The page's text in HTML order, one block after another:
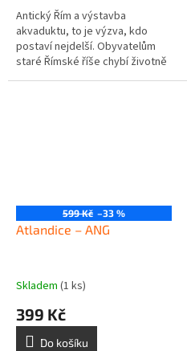
Antický Řím a výstavba
akvaduktu, to je výzva, kdo
postaví nejdelší. Obyvatelům
staré Římské říše chybí životně
důležitá voda. Hráči se ocitnou v
599 Kč –33 %
Atlandice – ANG
Skladem (1 ks)
399 Kč
Do košíku